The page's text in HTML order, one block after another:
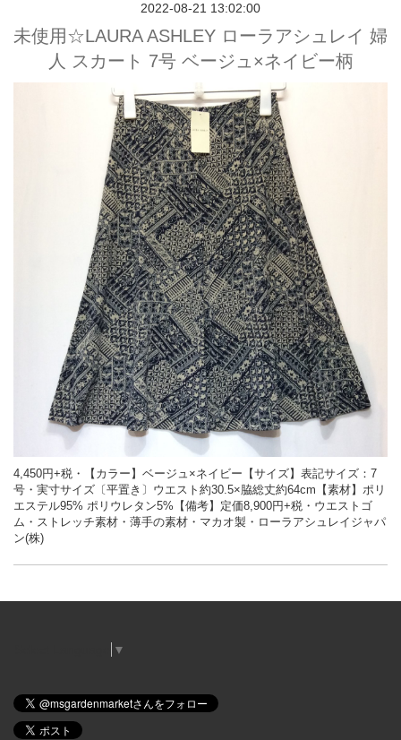
2022-08-21 13:02:00
未使用☆LAURA ASHLEY ローラアシュレイ 婦
人 スカート 7号 ベージュ×ネイビー柄
4,450円+税・ 【カラー】ベージュ×ネイビー 【サイズ】表記サイズ：7
号・実寸サイズ〔平置き〕ウエスト約30.5×脇総丈約64cm【素材】ポリ
エステル95% ポリウレタン5%【備考】定価8,900円+税・ウエストゴ
ム・ストレッチ素材・薄手の素材・マカオ製・ローラアシュレイジャパ
ン(株)
▼